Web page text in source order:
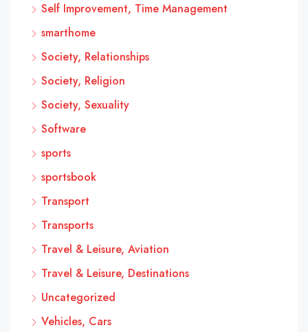
Self Improvement, Time Management
smarthome
Society, Relationships
Society, Religion
Society, Sexuality
Software
sports
sportsbook
Transport
Transports
Travel & Leisure, Aviation
Travel & Leisure, Destinations
Uncategorized
Vehicles, Cars